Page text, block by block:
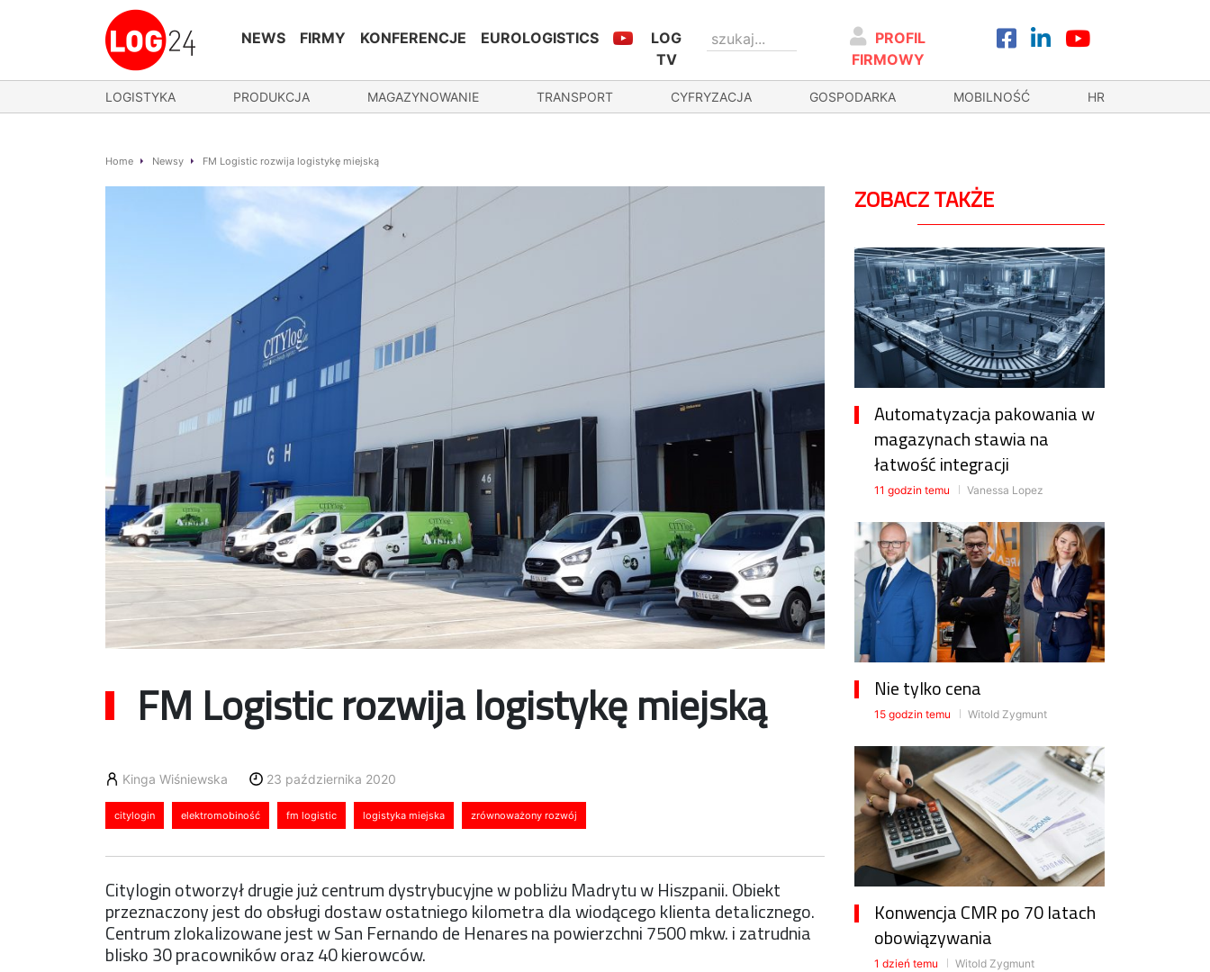
NEWS FIRMY KONFERENCJE EUROLOGISTICS
LOG
TV
PROFIL
FIRMOWY
LOGISTYKA PRODUKCJA MAGAZYNOWANIE TRANSPORT CYFRYZACJA GOSPODARKA MOBILNOŚĆ HR
Home Newsy FM Logistic rozwija logistykę miejską
FM Logistic rozwija logistykę miejską
Kinga Wiśniewska 23 października 2020
citylogin elektromobiność fm logistic logistyka miejska zrównoważony rozwój
Citylogin otworzył drugie już centrum dystrybucyjne w pobliżu Madrytu w Hiszpanii. Obiekt
przeznaczony jest do obsługi dostaw ostatniego kilometra dla wiodącego klienta detalicznego.
Centrum zlokalizowane jest w San Fernando de Henares na powierzchni 7500 mkw. i zatrudnia
blisko 30 pracowników oraz 40 kierowców.
ZOBACZ TAKŻE
Automatyzacja pakowania w
magazynach stawia na
łatwość integracji
11 godzin temu Vanessa Lopez
Nie tylko cena
15 godzin temu Witold Zygmunt
Konwencja CMR po 70 latach
obowiązywania
1 dzień temu Witold Zygmunt